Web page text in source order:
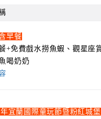
早餐
+免費戲水撈魚蝦、觀星座
喝奶奶
年宜蘭國際童玩節暨粉紅城堡